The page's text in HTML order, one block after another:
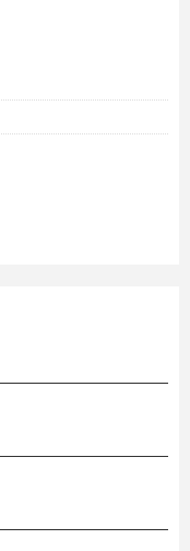
Checker HI775